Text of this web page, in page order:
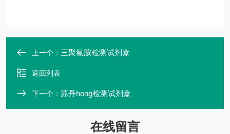
上一个： 三聚氰胺检测试剂盒
返回列表
下一个： 苏丹hong检测试剂盒
在线留言